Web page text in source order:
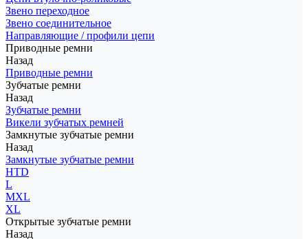
Звено переходное
Звено соединительное
Направляющие / профили цепи
Приводные ремни
Назад
Приводные ремни
Зубчатые ремни
Назад
Зубчатые ремни
Викели зубчатых ремней
Замкнутые зубчатые ремни
Назад
Замкнутые зубчатые ремни
HTD
L
MXL
XL
Открытые зубчатые ремни
Назад